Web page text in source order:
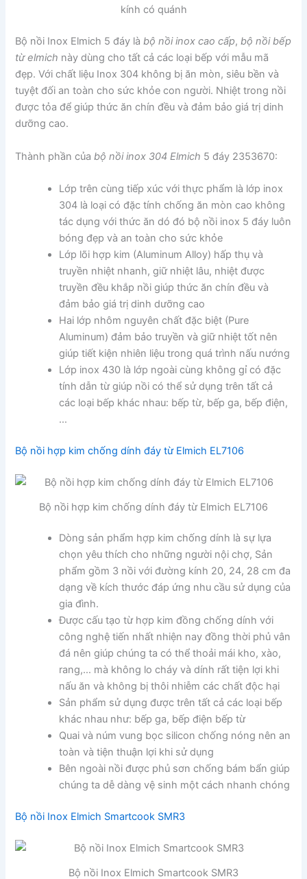
kính có quánh
Bộ nồi Inox Elmich 5 đáy làbộ nồi inox cao cấp,bộ nồi bếp
từ elmich này dùng cho tất cả các loại bếp với mẫu mã
đẹp. Với chất liệu Inox 304 không bị ăn mòn, siêu bền và
tuyệt đối an toàn cho sức khỏe con người. Nhiệt trong nồi
được tỏa để giúp thức ăn chín đều và đảm bảo giá trị dinh
dưỡng cao.
Thành phần củabộ nồi inox 304 Elmich 5 đáy 2353670:
Lớp trên cùng tiếp xúc với thực phẩm là lớp inox
304 là loại có đặc tính chống ăn mòn cao không
tác dụng với thức ăn dó đó bộ nồi inox 5 đáy luôn
bóng đẹp và an toàn cho sức khỏe
Lớp lõi hợp kim (Aluminum Alloy) hấp thụ và
truyền nhiệt nhanh, giữ nhiệt lâu, nhiệt được
truyền đều khắp nồi giúp thức ăn chín đều và
đảm bảo giá trị dinh dưỡng cao
Hai lớp nhôm nguyên chất đặc biệt (Pure
Aluminum) đảm bảo truyền và giữ nhiệt tốt nên
giúp tiết kiện nhiên liệu trong quá trình nấu nướng
Lớp inox 430 là lớp ngoài cùng không gỉ có đặc
tính dẫn từ giúp nồi có thể sử dụng trên tất cả
các loại bếp khác nhau: bếp từ, bếp ga, bếp điện,
…
Bộ nồi hợp kim chống dính đáy từ Elmich EL7106
Bộ nồi hợp kim chống dính đáy từ Elmich EL7106
Dòng sản phẩm hợp kim chống dính là sự lựa
chọn yêu thích cho những người nội chợ, Sản
phẩm gồm 3 nồi với đường kính 20, 24, 28 cm đa
dạng về kích thước đáp ứng nhu cầu sử dụng của
gia đình.
Được cấu tạo từ hợp kim đồng chống dính với
công nghệ tiến nhất nhiện nay đồng thời phủ vân
đá nên giúp chúng ta có thể thoải mái kho, xào,
rang,… mà không lo cháy và dính rất tiện lợi khi
nấu ăn và không bị thôi nhiễm các chất độc hại
Sản phẩm sử dụng được trên tất cả các loại bếp
khác nhau như: bếp ga, bếp điện bếp từ
Quai và núm vung bọc silicon chống nóng nên an
toàn và tiện thuận lợi khi sử dụng
Bên ngoài nồi được phủ sơn chống bám bẩn giúp
chúng ta dễ dàng vệ sinh một cách nhanh chóng
Bộ nồi Inox Elmich Smartcook SMR3
Bộ nồi Inox Elmich Smartcook SMR3